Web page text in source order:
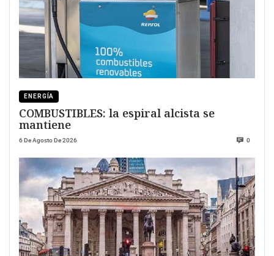
ENERGÍA
COMBUSTIBLES: la espiral alcista se
mantiene
6 De Agosto De 2026 0